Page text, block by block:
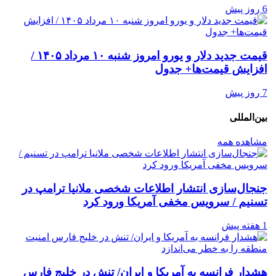
6 روز پیش
قیمت جدید دلار و یورو امروز شنبه ۱۰ مرداد ۱۴۰۵ /
افزایش قیمت‌ها+ جدول
7 روز پیش
بین‌المللی
مشاهده همه
جنجال‌سازی انتشار اطلاعات شخصی ملانیا ترامپ در
تسنیم / سرویس مخفی آمریکا ورود کرد
1 هفته پیش
هشدار فرانسه به آمریکا و ایران/ تنش در خلیج فارس